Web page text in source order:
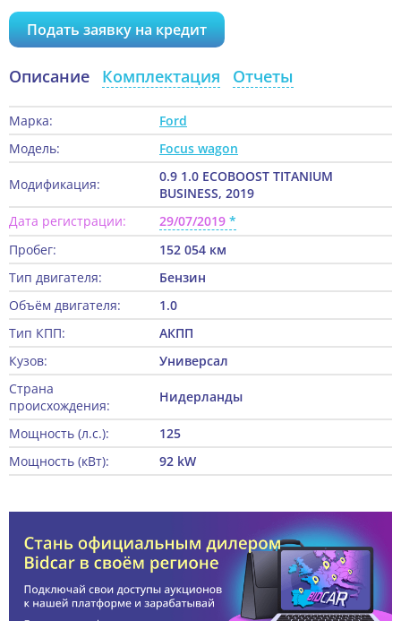
Подать заявку на кредит
Описание Комплектация Отчеты
Марка:
Ford
Модель:
Focus wagon
Модификация:
0.9 1.0 ECOBOOST TITANIUM
BUSINESS, 2019
Дата регистрации:
29/07/2019
Пробег:
152 054 км
Тип двигателя:
Бензин
Объём двигателя:
1.0
Тип КПП:
АКПП
Кузов:
Универсал
Страна
происхождения:
Нидерланды
Мощность (л.с.):
125
Мощность (кВт):
92 kW